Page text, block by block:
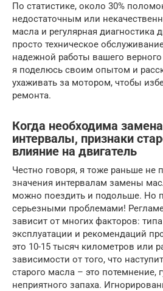
По статистике, около 30%
недостаточным или
масла и регулярная диагностика
просто техническое
надежной работы вашего верного
я поделюсь своим опытом и
ухаживать за мотором, чтобы
ремонта.
Когда необходима
интервалы, признаки
влияние на двигатель
Честно говоря, я тоже раньше не
значения интервалам замены
можно поездить и подольше. Но
серьезными проблемами!
зависит от многих факторов:
эксплуатации и рекомендаций
это 10-15 тысяч километров или
зависимости от того, что
старого масла – это потемнение,
неприятного запаха.